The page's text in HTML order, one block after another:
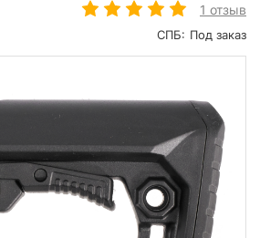
1 отзыв
СПБ: Под заказ